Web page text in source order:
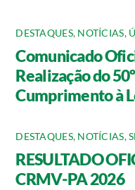
DESTAQUES, NOTÍCIAS,
Comunicado
Realização do
Cumprimento à
DESTAQUES, NOTÍCIAS,
RESULTADO
CRMV-PA 2026